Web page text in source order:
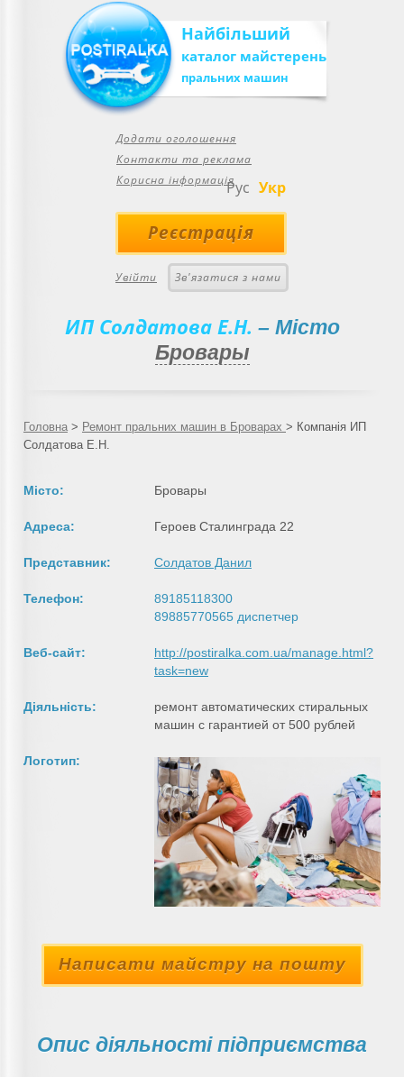
Найбільший
каталог майстерень
пральних машин
Додати оголошення
Контакти та реклама
Корисна інформаціяРус Укр
Реєстрація
Увійти Зв'язатися з нами
ИП Солдатова Е.Н. – Місто
Бровары
Головна > Ремонт пральних машин в Броварах > Компанія ИП
Солдатова Е.Н.
Місто: Бровары
Адреса: Героев Сталинграда 22
Представник: Солдатов Данил
Телефон:
89185118300
89885770565 диспетчер
Веб-сайт:
http://postiralka.com.ua/manage.html?
task=new
Діяльність:
ремонт автоматических стиральных
машин с гарантией от 500 рублей
Логотип:
Написати майстру на пошту
Опис діяльності підприємства